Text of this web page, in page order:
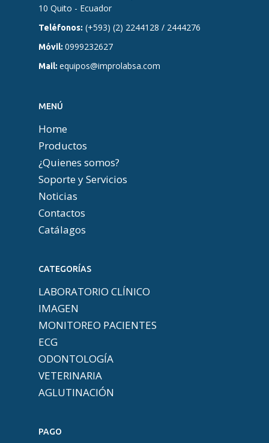
10 Quito - Ecuador
Teléfonos: (+593) (2) 2244128 / 2444276
Móvil: 0999232627
Mail: equipos@improlabsa.com
MENÚ
Home
Productos
¿Quienes somos?
Soporte y Servicios
Noticias
Contactos
Catálagos
CATEGORÍAS
LABORATORIO CLÍNICO
IMAGEN
MONITOREO PACIENTES
ECG
ODONTOLOGÍA
VETERINARIA
AGLUTINACIÓN
PAGO